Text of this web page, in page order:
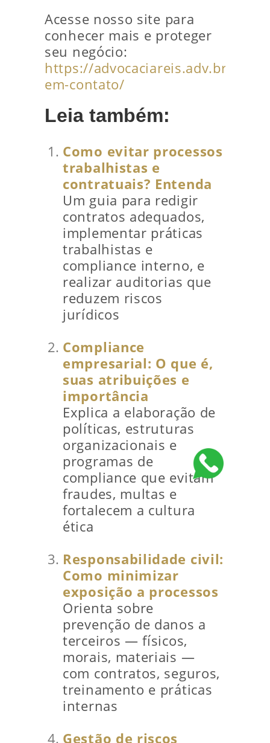
Acesse nosso site para
conhecer mais e proteger
seu negócio:
https://advocaciareis.adv.br/
em-contato/
Leia também:
Como evitar processos
trabalhistas e
contratuais? Entenda
Um guia para redigir
contratos adequados,
implementar práticas
trabalhistas e
compliance interno, e
realizar auditorias que
reduzem riscos
jurídicos
Compliance
empresarial: O que é,
suas atribuições e
importância
Explica a elaboração de
políticas, estruturas
organizacionais e
programas de
compliance que evitam
fraudes, multas e
fortalecem a cultura
ética
Responsabilidade civil:
Como minimizar
exposição a processos
Orienta sobre
prevenção de danos a
terceiros — físicos,
morais, materiais —
com contratos, seguros,
treinamento e práticas
internas
Gestão de riscos